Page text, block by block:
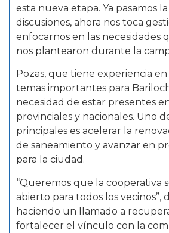
esta nueva etapa. Ya pasamos
discusiones, ahora nos toca
enfocarnos en las necesidades
nos plantearon durante la
Pozas, que tiene experiencia
temas importantes para
necesidad de estar presentes
provinciales y nacionales. Uno
principales es acelerar la
de saneamiento y avanzar en
para la ciudad.
“Queremos que la cooperativa
abierto para todos los vecinos”,
haciendo un llamado a
fortalecer el vínculo con la